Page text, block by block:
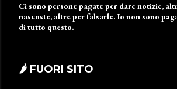
Ci sono persone pagate per dare notizie,
nascoste, altre per falsarle. Io non sono
di tutto questo.
🌶 FUORI SITO